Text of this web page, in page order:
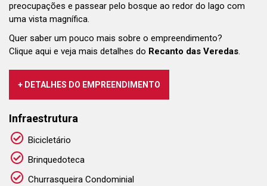
preocupações e passear pelo bosque ao redor do lago com
uma vista magnífica.
Quer saber um pouco mais sobre o empreendimento?
Clique aqui e veja mais detalhes do Recanto das Veredas.
+ DETALHES DO EMPREENDIMENTO
Infraestrutura
Bicicletário
Brinquedoteca
Churrasqueira Condominial